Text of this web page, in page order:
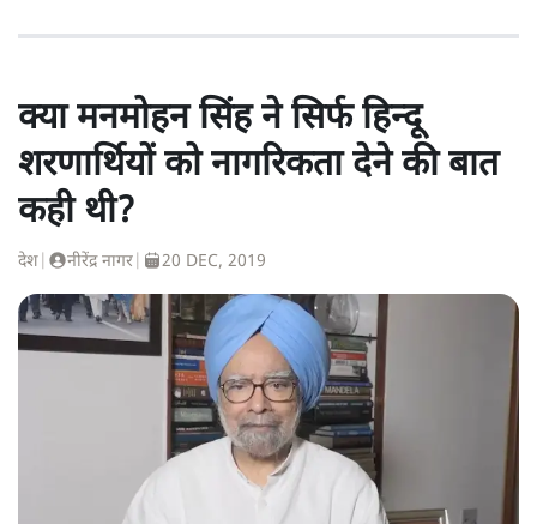
क्या मनमोहन सिंह ने सिर्फ हिन्दू
शरणार्थियों को नागरिकता देने की बात
कही थी?
देश नीरेंद्र नागर 20 DEC, 2019